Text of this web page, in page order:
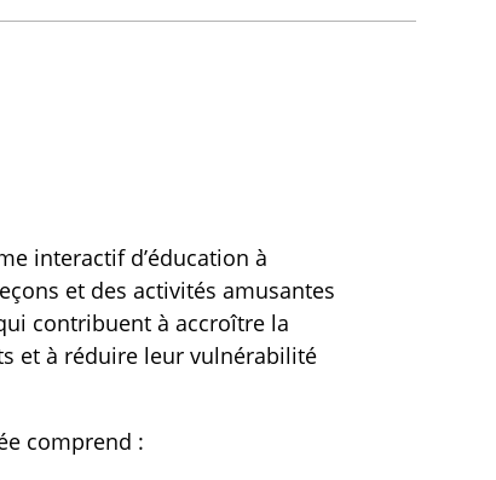
interactif d’éducation à
et des activités amusantes
contribuent à accroître la
et à réduire leur vulnérabilité
comprend :